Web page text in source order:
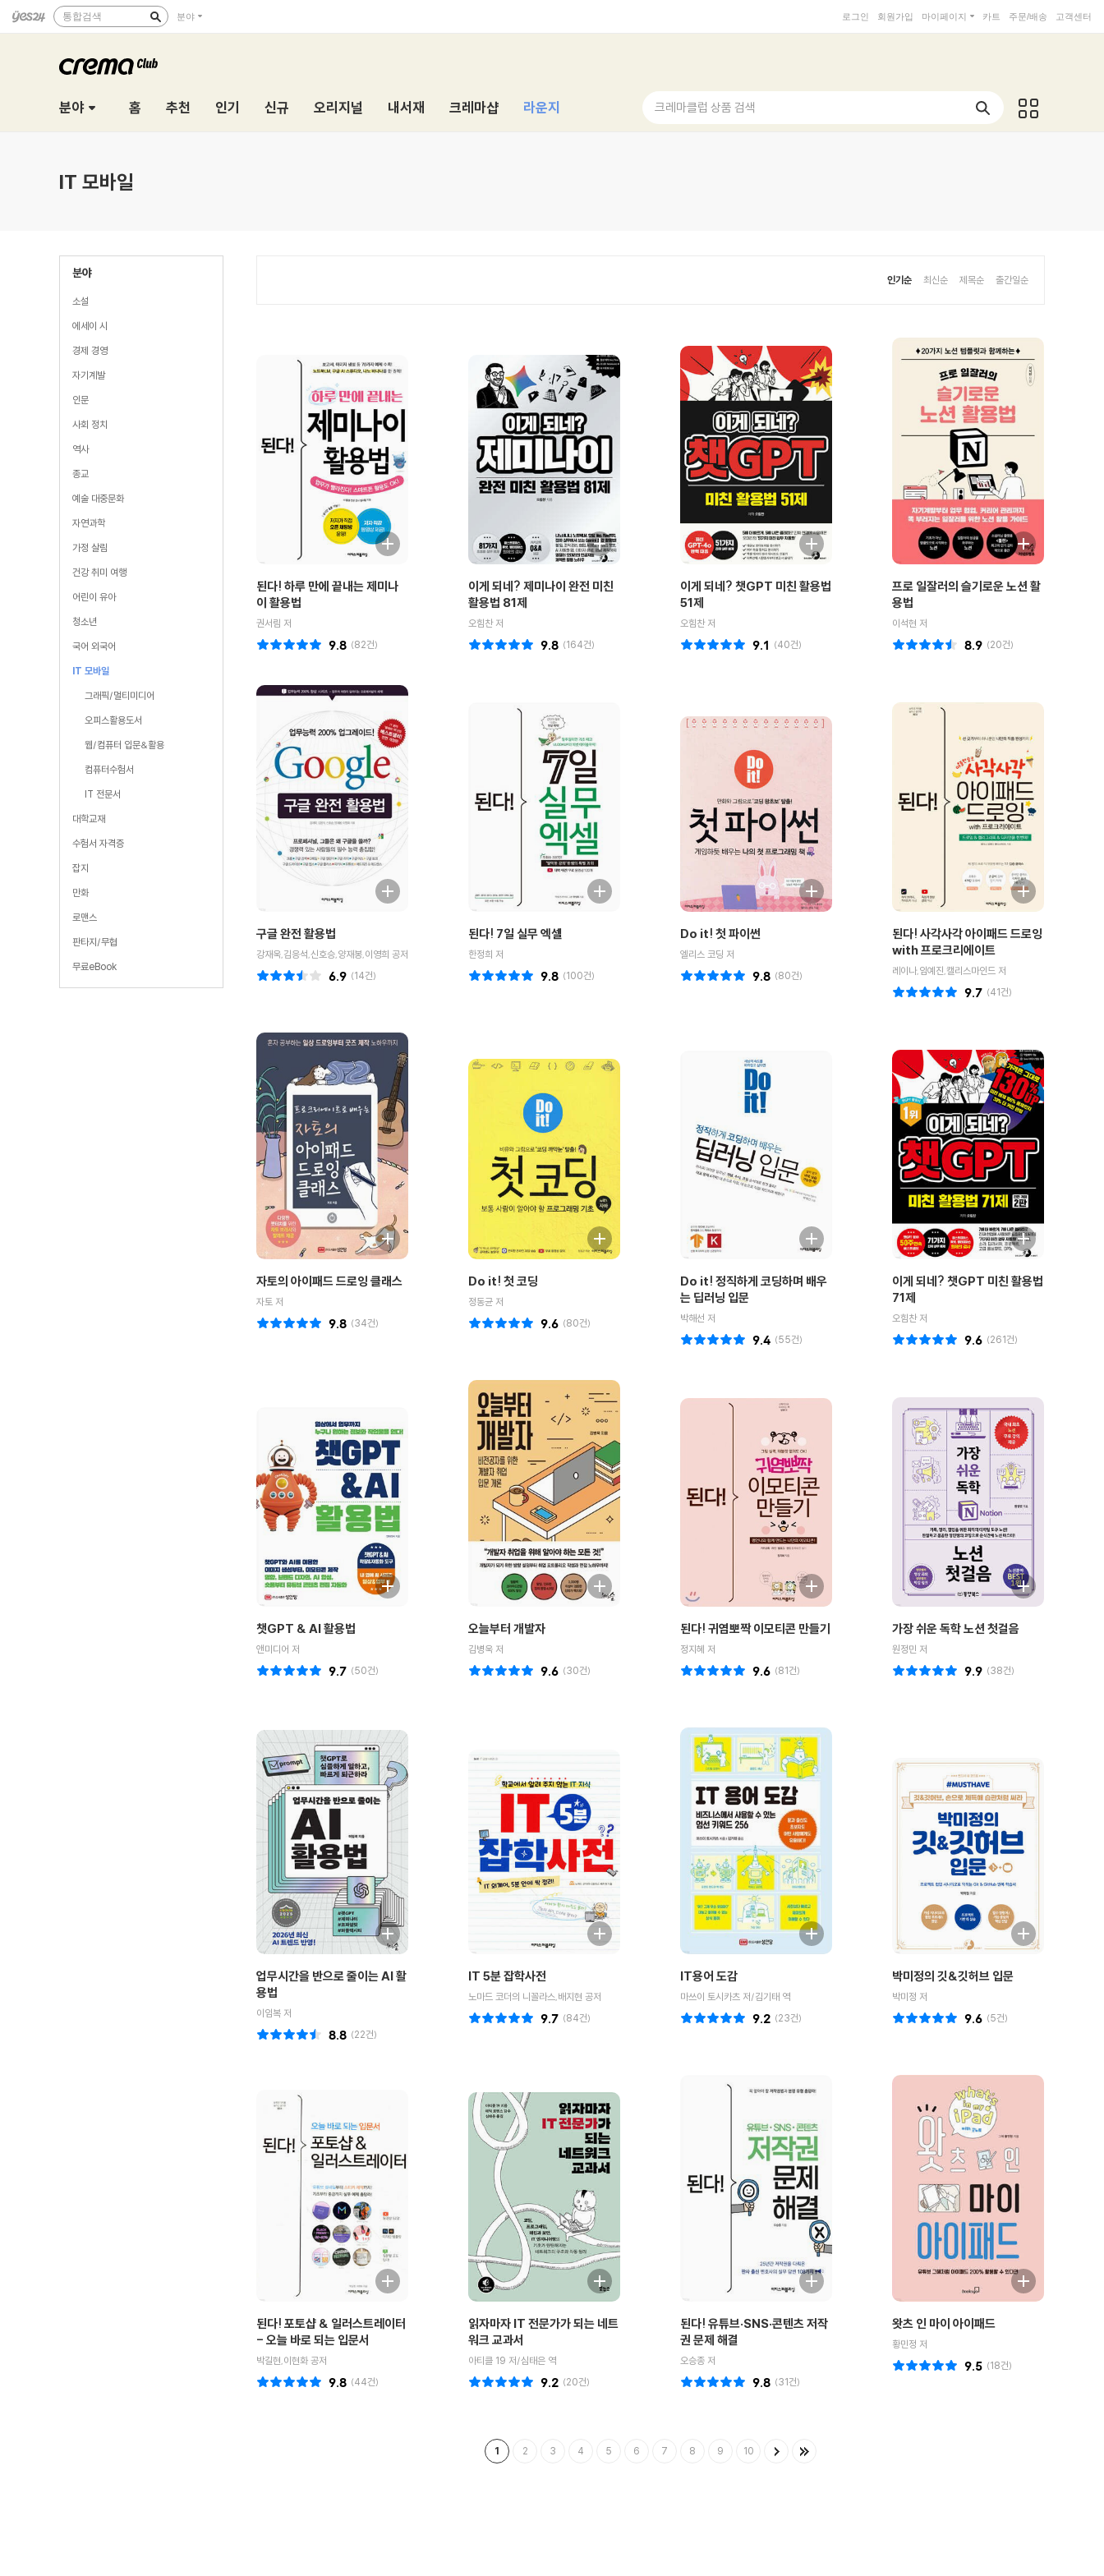
통합검색 분야 로그인 회원가입 마이페이지 카트 주문/배송 고객센터
분야 홈 추천 인기 신규 오리지널 내서재 크레마샵 라운지 크레마클럽 상품 검색
IT 모바일
분야
소설
에세이 시
경제 경영
자기계발
인문
사회 정치
역사
종교
예술 대중문화
자연과학
가정 살림
건강 취미 여행
어린이 유아
청소년
국어 외국어
IT 모바일
그래픽/멀티미디어
오피스활용도서
웹/컴퓨터 입문&활용
컴퓨터수험서
IT 전문서
대학교재
수험서 자격증
잡지
만화
로맨스
판타지/무협
무료eBook
인기순 최신순 제목순 출간일순
된다! 하루 만에 끝내는 제미나
이 활용법
권서림 저
(82건)
9.8
이게 되네? 제미나이 완전 미친
활용법 81제
오힘찬 저
(164건)
9.8
이게 되네? 챗GPT 미친 활용법
51제
오힘찬 저
(40건)
9.1
프로 일잘러의 슬기로운 노션 활
용법
이석현 저
(20건)
8.9
구글 완전 활용법
강재욱,김응석,신호승,양재봉,이영희 공저
(14건)
6.9
된다! 7일 실무 엑셀
한정희 저
(100건)
9.8
Do it! 첫 파이썬
엘리스 코딩 저
(80건)
9.8
된다! 사각사각 아이패드 드로잉
with 프로크리에이트
레이나,임예진,캘리스마인드 저
(41건)
9.7
자토의 아이패드 드로잉 클래스
자토 저
(34건)
9.8
Do it! 첫 코딩
정동균 저
(80건)
9.6
Do it! 정직하게 코딩하며 배우
는 딥러닝 입문
박해선 저
(55건)
9.4
이게 되네? 챗GPT 미친 활용법
71제
오힘찬 저
(261건)
9.6
챗GPT & AI 활용법
앤미디어 저
(50건)
9.7
오늘부터 개발자
김병욱 저
(30건)
9.6
된다! 귀염뽀짝 이모티콘 만들기
정지혜 저
(81건)
9.6
가장 쉬운 독학 노션 첫걸음
원정민 저
(38건)
9.9
업무시간을 반으로 줄이는 AI 활
용법
이임복 저
(22건)
8.8
IT 5분 잡학사전
노마드 코더의 니꼴라스,배지현 공저
(84건)
9.7
IT용어 도감
마쓰이 토시카츠 저/김기태 역
(23건)
9.2
박미정의 깃&깃허브 입문
박미정 저
(5건)
9.6
된다! 포토샵 & 일러스트레이터
- 오늘 바로 되는 입문서
박길현,이현화 공저
(44건)
9.8
읽자마자 IT 전문가가 되는 네트
워크 교과서
아티클 19 저/심태은 역
(20건)
9.2
된다! 유튜브·SNS·콘텐츠 저작
권 문제 해결
오승종 저
(31건)
9.8
왓츠 인 마이 아이패드
황민정 저
(18건)
9.5
1 2 3 4 5 6 7 8 9 10